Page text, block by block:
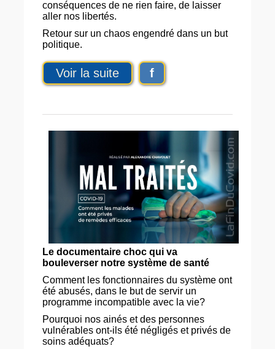
conséquences de ne rien faire, de laisser
aller nos libertés.
Retour sur un chaos engendré dans un but
politique.
Voir la suite f
Le documentaire choc qui va
bouleverser notre système de santé
Comment les fonctionnaires du système ont
été abusés, dans le but de servir un
programme incompatible avec la vie?
Pourquoi nos ainés et des personnes
vulnérables ont-ils été négligés et privés de
soins adéquats?